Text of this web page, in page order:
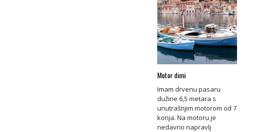
Motor dimi
Imam drvenu pasaru
dužine 6,5 metara s
unutrašnjim motorom od 7
konja. Na motoru je
nedavno napravlj